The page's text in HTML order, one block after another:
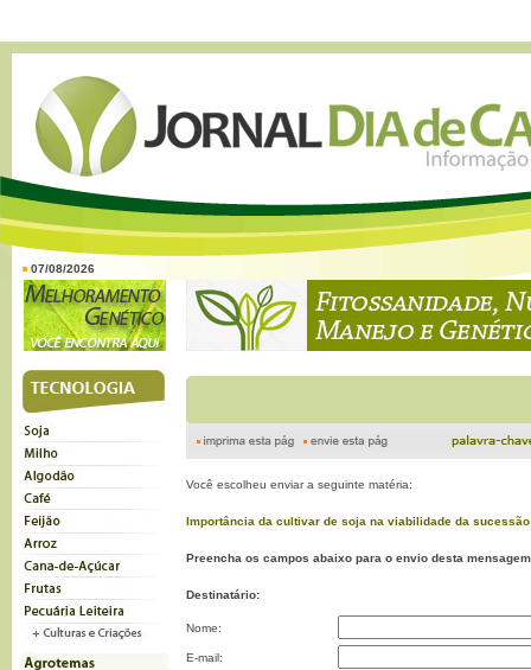
07/08/2026
Você escolheu enviar a seguinte matéria:
Importância da cultivar de soja na viabilidade da
Preencha os campos abaixo para o envio desta
Destinatário:
Nome:
E-mail: